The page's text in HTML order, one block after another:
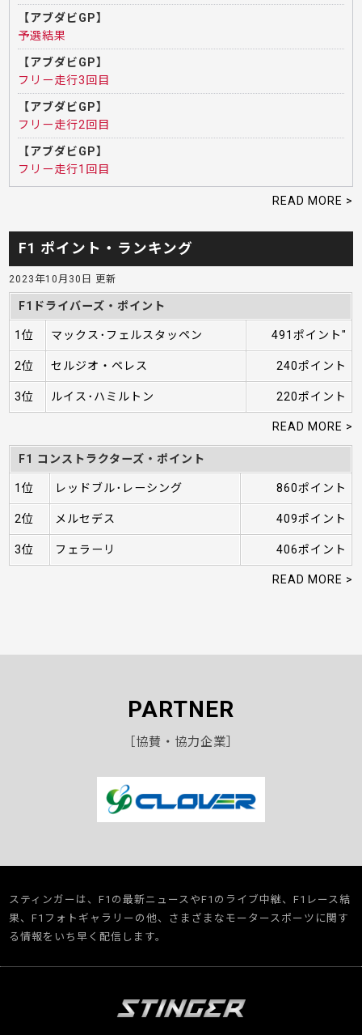
【アブダビGP】
予選結果
【アブダビGP】
フリー走行3回目
【アブダビGP】
フリー走行2回目
【アブダビGP】
フリー走行1回目
READ MORE >
F1 ポイント・ランキング
2023年10月30日 更新
F1ドライバーズ・ポイント
1位 マックス･フェルスタッペン 491ポイント"
2位 セルジオ・ペレス 240ポイント
3位 ルイス･ハミルトン 220ポイント
READ MORE >
F1 コンストラクターズ・ポイント
1位 レッドブル･レーシング 860ポイント
2位 メルセデス 409ポイント
3位 フェラーリ 406ポイント
READ MORE >
PARTNER
［協賛・協力企業］
スティンガーは、F1の最新ニュースやF1のライブ中継、F1レース結
果、F1フォトギャラリーの他、さまざまなモータースポーツに関す
る情報をいち早く配信します。